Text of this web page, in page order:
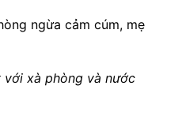
ngừa cảm cúm, mẹ
với xà phòng và nước